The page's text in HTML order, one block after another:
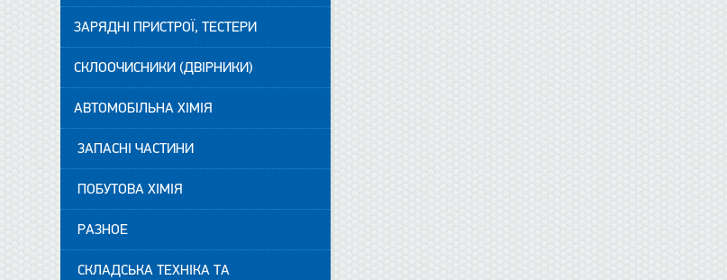
ЗАРЯДНІ ПРИСТРОЇ, ТЕСТЕРИ
СКЛООЧИСНИКИ (ДВІРНИКИ)
АВТОМОБІЛЬНА ХІМІЯ
ЗАПАСНІ ЧАСТИНИ
ПОБУТОВА ХІМІЯ
РАЗНОЕ
СКЛАДСЬКА ТЕХНІКА ТА